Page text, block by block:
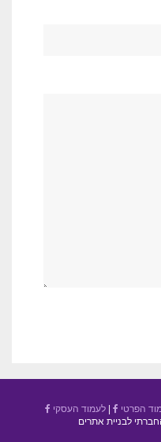
הפרטי |לעמוד העסקי
לבניית אתרים